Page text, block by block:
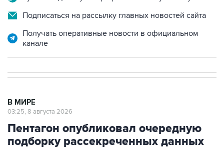
Получать оперативные новости в официальном
Пентагон опубликовал очередную
подборку рассекреченных данных
об НЛО